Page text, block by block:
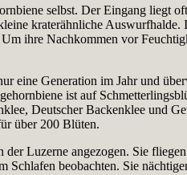
selbst. Der Eingang liegt
kraterähnliche
ihre Nachkommen vor
eine Generation im Jahr und
ist auf
Deutscher Backenklee und
über 200 Blüten.
Luzerne angezogen. Sie
beobachten. Sie